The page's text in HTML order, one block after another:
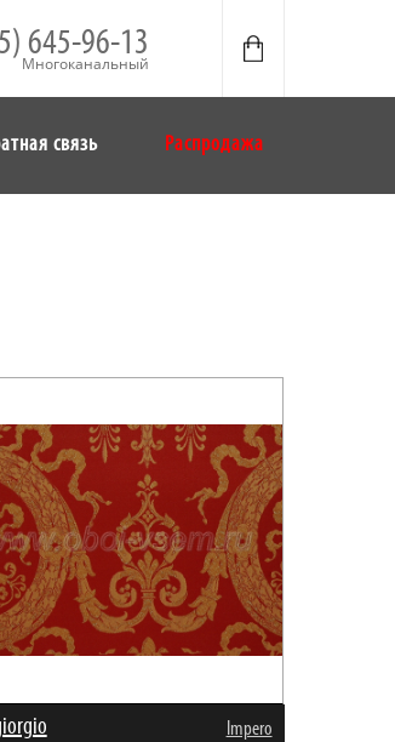
645-96-13
Многоканальный
связь Распродажа
Impero